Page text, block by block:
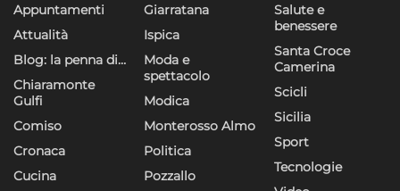
Appuntamenti
Attualità
Blog: la penna di…
Chiaramonte
Gulfi
Comiso
Cronaca
Cucina
Giarratana
Ispica
Moda e
spettacolo
Modica
Monterosso Almo
Politica
Pozzallo
Salute e
benessere
Santa Croce
Camerina
Scicli
Sicilia
Sport
Tecnologie